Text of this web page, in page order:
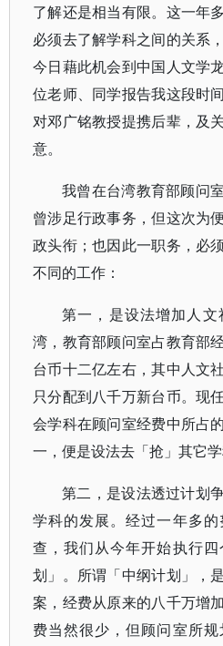
了解还是相当有限。这一年
必须去了解学科之间的关系
今日藉此机会到中国人文学
位老师、同学报告我这段时
对邓广铭教授提携后辈，及
意。
我曾在台湾教育部顾问
曾涉足行政事务，但这次为
政头衔；也因此一职务，必
不同的工作：
第一，是设法增加人
湾，教育部顾问室占教育部
台币十二亿左右，其中人文
只分配到八千万新台币。现
会学科在顾问室经费中所占
一，便是设法去「抢」其它学
第二，是设法透过计划
学科的发展。经过一年多
查，我们从今年开始执行
划」。所谓「中纲计划」，
案，经费从原来的八千万增
费当然很少，但顾问室所